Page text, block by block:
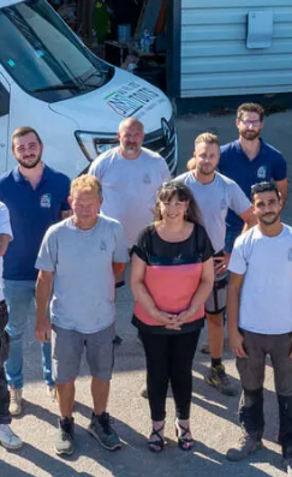
Notre
de
et
de
Agence professionnels